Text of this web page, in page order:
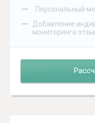
– Персональный
–
Добавление
мониторинга